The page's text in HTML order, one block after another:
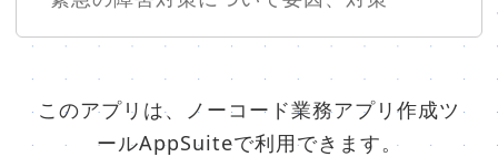
このアプリは、ノーコード業務アプリ作成ツ
ールAppSuiteで利用できます。